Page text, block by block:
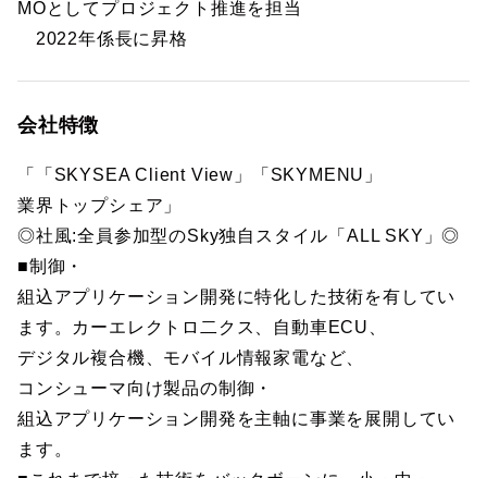
MOとしてプロジェクト推進を担当
2022年係長に昇格
会社特徴
「「SKYSEA Client View」「SKYMENU」
業界トップシェア」
◎社風:全員参加型のSky独自スタイル「ALL SKY」◎
■制御・
組込アプリケーション開発に特化した技術を有してい
ます。カーエレクトロ二クス、自動車ECU、
デジタル複合機、モバイル情報家電など、
コンシューマ向け製品の制御・
組込アプリケーション開発を主軸に事業を展開してい
ます。